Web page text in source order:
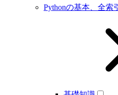
Pythonの基本、全索引